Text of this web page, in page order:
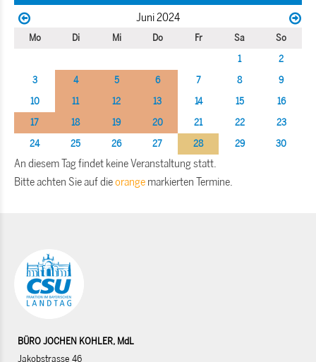
Juni 2024
Mo Di Mi Do Fr Sa
So
1
2
3
4 5 6 7 8
9
10
11 12 13 14 15
16
17
18 19 20 21 22
23
24
25 26 27 28 29 30
An diesem Tag findet keine Veranstaltung statt.
Bitte achten Sie auf dieorange markierten Termine.
BÜRO JOCHEN KOHLER, MdL
Jakobstrasse 46